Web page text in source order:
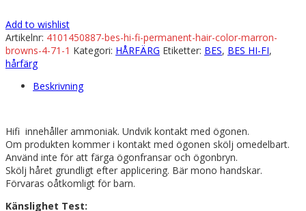
Add to wishlist
Artikelnr: 4101450887-bes-hi-fi-permanent-hair-color-marron-
browns-4-71-1 Kategori: HÅRFÄRG Etiketter: BES, BES HI-FI,
hårfärg
Beskrivning
Hifi innehåller ammoniak. Undvik kontakt med ögonen.
Om produkten kommer i kontakt med ögonen skölj omedelbart.
Använd inte för att färga ögonfransar och ögonbryn.
Skölj håret grundligt efter applicering. Bär mono handskar.
Förvaras oåtkomligt för barn.
Känslighet Test: